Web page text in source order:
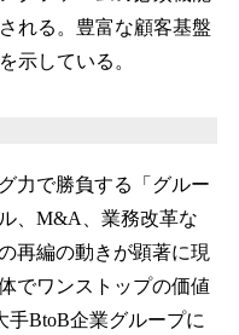
れる。豊富な顧客基盤
示している。
力で勝負する「グルー
、M&A、業務改革な
再編の動きが顕著に現
でワンストップの価値
手BtoB企業グループに